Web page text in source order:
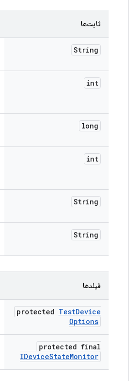
ثابت‌ها
String
int
long
int
String
String
فیلدها
protected TestDevice
Options
protected final
IDeviceStateMonitor